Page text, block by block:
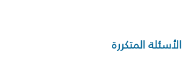
الأسئلة المتكررة